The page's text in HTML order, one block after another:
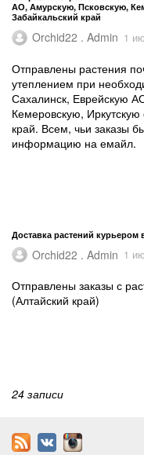
АО, Амурскую, Псковскую,
Забайкальский край
Orchid22 . Admin 1
Отправлены растения
утеплением при
Сахалинск, Еврейскую
Кемеровскую, Иркутскую
край. Всем, чьи заказы
информацию на емайл.
Доставка растений курьером
Orchid22 . Admin 1
Отправлены заказы с
(Алтайский край)
24 записи